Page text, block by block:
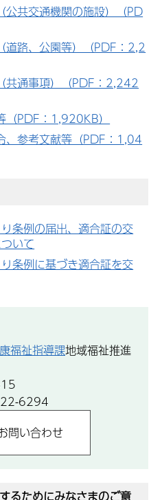
公共交通機関の施設）（PD
道路、公園等）（PDF：2,2
共通事項）（PDF：2,242
（PDF：1,920KB）
、参考文献等（PDF：1,04
条例の届出、適合証の交
いて
条例に基づき適合証を交
福祉指導課地域福祉推進
6294
るためにみなさまのご意